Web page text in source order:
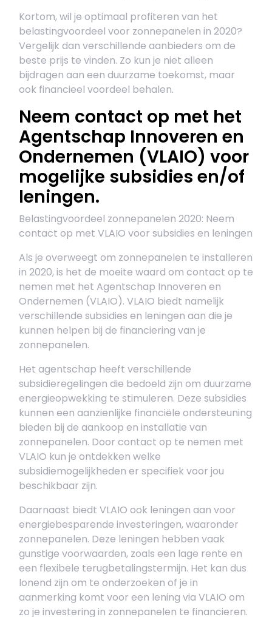
Kortom, wil je optimaal profiteren van het
belastingvoordeel voor zonnepanelen in 2020?
Vergelijk dan verschillende aanbieders om de
beste prijs te vinden. Zo kun je niet alleen
bijdragen aan een duurzame toekomst, maar
ook financieel voordeel behalen.
Neem contact op met het
Agentschap Innoveren en
Ondernemen (VLAIO) voor
mogelijke subsidies en/of
leningen.
Belastingvoordeel zonnepanelen 2020: Neem
contact op met VLAIO voor subsidies en leningen
Als je overweegt om zonnepanelen te installeren
in 2020, is het de moeite waard om contact op te
nemen met het Agentschap Innoveren en
Ondernemen (VLAIO). VLAIO biedt namelijk
verschillende subsidies en leningen aan die je
kunnen helpen bij de financiering van je
zonnepanelen.
Het agentschap heeft verschillende
subsidieregelingen die bedoeld zijn om duurzame
energieopwekking te stimuleren. Deze subsidies
kunnen een aanzienlijke financiële ondersteuning
bieden bij de aankoop en installatie van
zonnepanelen. Door contact op te nemen met
VLAIO kun je ontdekken welke
subsidiemogelijkheden er specifiek voor jou
beschikbaar zijn.
Daarnaast biedt VLAIO ook leningen aan voor
energiebesparende investeringen, waaronder
zonnepanelen. Deze leningen hebben vaak
gunstige voorwaarden, zoals een lage rente en
een flexibele terugbetalingstermijn. Het kan dus
lonend zijn om te onderzoeken of je in
aanmerking komt voor een lening via VLAIO om
zo je investering in zonnepanelen te financieren.